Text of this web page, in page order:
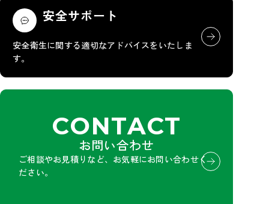
安全サポート
安全衛生に関する適切なアドバイスをいたしま
す。
CONTACT
お問い合わせ
ご相談やお見積りなど、お気軽にお問い合わせく
ださい。